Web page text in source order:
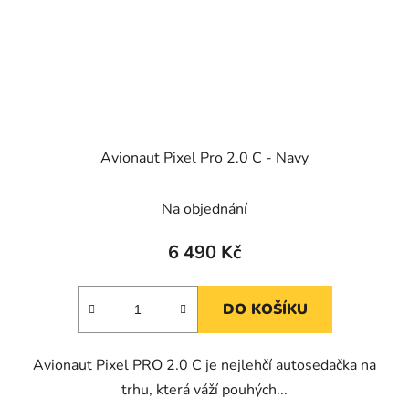
Avionaut Pixel Pro 2.0 C - Navy
Na objednání
6 490 Kč
DO KOŠÍKU
Avionaut Pixel PRO 2.0 C je nejlehčí autosedačka na
trhu, která váží pouhých...